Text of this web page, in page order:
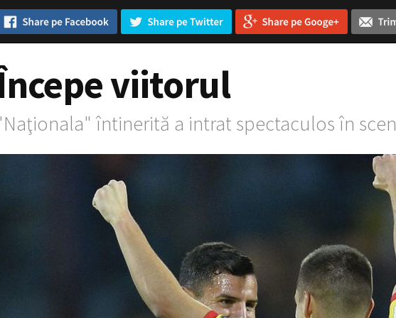
viitorul
întinerită a intrat spectaculos în